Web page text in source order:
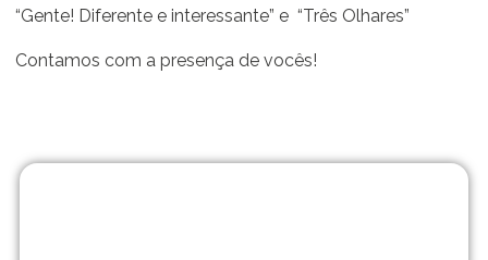
“Gente! Diferente e interessante” e “Três Olhares”
Contamos com a presença de vocês!